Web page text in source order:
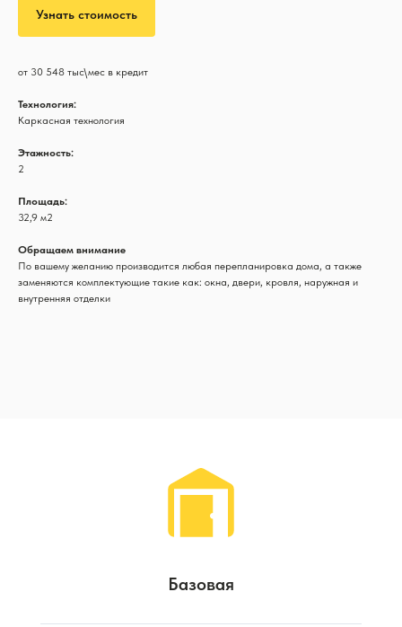
Узнать стоимость
от 30 548 тыс\мес в кредит
Технология:
Каркасная технология
Этажность:
2
Площадь:
32,9 м2
Обращаем внимание
По вашему желанию производится любая перепланировка дома, а также
заменяются комплектующие такие как: окна, двери, кровля, наружная и
внутренняя отделки
Базовая